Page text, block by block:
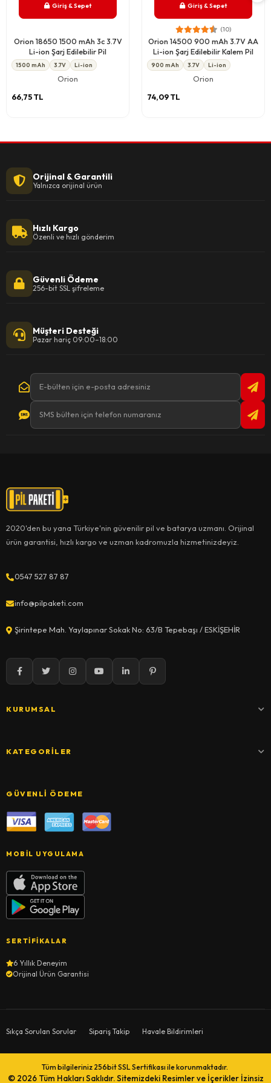
Giriş & Sepet
Orion 18650 1500 mAh 3c 3.7V
Li-ion Şarj Edilebilir Pil
1500 mAh 3.7V Li-ion
Orion
66,75 TL
Giriş & Sepet
(10)
Orion 14500 900 mAh 3.7V AA
Li-ion Şarj Edilebilir Kalem Pil
900 mAh 3.7V Li-ion
Orion
74,09 TL
Orijinal & Garantili
Yalnızca orijinal ürün
Hızlı Kargo
Özenli ve hızlı gönderim
Güvenli Ödeme
256-bit SSL şifreleme
Müşteri Desteği
Pazar hariç 09:00–18:00
2020'den bu yana Türkiye'nin güvenilir pil ve batarya uzmanı. Orijinal
ürün garantisi, hızlı kargo ve uzman kadromuzla hizmetinizdeyiz.
0547 527 87 87
info@pilpaketi.com
Şirintepe Mah. Yaylapınar Sokak No: 63/B Tepebaşı / ESKİŞEHİR
KURUMSAL
KATEGORILER
GÜVENLI ÖDEME
MOBIL UYGULAMA
SERTIFIKALAR
6 Yıllık Deneyim
Orijinal Ürün Garantisi
Sıkça Sorulan Sorular Sipariş Takip Havale Bildirimleri
Tüm bilgileriniz 256bit SSL Sertifikası ile korunmaktadır.
© 2026 Tüm Hakları Saklıdır. Sitemizdeki Resimler ve İçerikler İzinsiz